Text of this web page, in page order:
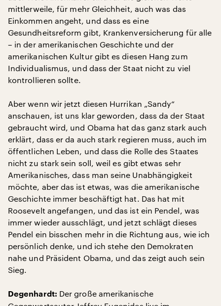
mittlerweile, für mehr Gleichheit, auch was das
Einkommen angeht, und dass es eine
Gesundheitsreform gibt, Krankenversicherung für alle
– in der amerikanischen Geschichte und der
amerikanischen Kultur gibt es diesen Hang zum
Individualismus, und dass der Staat nicht zu viel
kontrollieren sollte.
Aber wenn wir jetzt diesen Hurrikan „Sandy“
anschauen, ist uns klar geworden, dass da der Staat
gebraucht wird, und Obama hat das ganz stark auch
erklärt, dass er da auch stark regieren muss, auch im
öffentlichen Leben, und dass die Rolle des Staates
nicht zu stark sein soll, weil es gibt etwas sehr
Amerikanisches, dass man seine Unabhängigkeit
möchte, aber das ist etwas, was die amerikanische
Geschichte immer beschäftigt hat. Das hat mit
Roosevelt angefangen, und das ist ein Pendel, was
immer wieder ausschlägt, und jetzt schlägt dieses
Pendel ein bisschen mehr in die Richtung aus, wie ich
persönlich denke, und ich stehe den Demokraten
nahe und Präsident Obama, und das zeigt auch sein
Sieg.
Degenhardt: Der große amerikanische